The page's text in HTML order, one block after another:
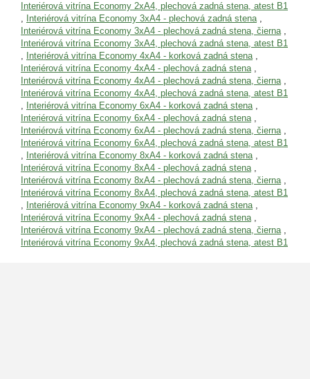
Interiérová vitrína Economy 2xA4, plechová zadná stena, atest B1
,
Interiérová vitrína Economy 3xA4 - plechová zadná stena ,
Interiérová vitrína Economy 3xA4 - plechová zadná stena, čierna ,
Interiérová vitrína Economy 3xA4, plechová zadná stena, atest B1
,
Interiérová vitrína Economy 4xA4 - korková zadná stena ,
Interiérová vitrína Economy 4xA4 - plechová zadná stena ,
Interiérová vitrína Economy 4xA4 - plechová zadná stena, čierna ,
Interiérová vitrína Economy 4xA4, plechová zadná stena, atest B1
,
Interiérová vitrína Economy 6xA4 - korková zadná stena ,
Interiérová vitrína Economy 6xA4 - plechová zadná stena ,
Interiérová vitrína Economy 6xA4 - plechová zadná stena, čierna ,
Interiérová vitrína Economy 6xA4, plechová zadná stena, atest B1
,
Interiérová vitrína Economy 8xA4 - korková zadná stena ,
Interiérová vitrína Economy 8xA4 - plechová zadná stena ,
Interiérová vitrína Economy 8xA4 - plechová zadná stena, čierna ,
Interiérová vitrína Economy 8xA4, plechová zadná stena, atest B1
,
Interiérová vitrína Economy 9xA4 - korková zadná stena ,
Interiérová vitrína Economy 9xA4 - plechová zadná stena ,
Interiérová vitrína Economy 9xA4 - plechová zadná stena, čierna ,
Interiérová vitrína Economy 9xA4, plechová zadná stena, atest B1